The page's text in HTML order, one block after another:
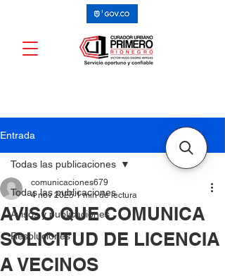
Entrada
Todas las publicaciones
Avisos y publicaciones
Resoluciones
Todas las publicaciones
AVISO QUE COMUNICA
SOLICITUD DE LICENCIA
A VECINOS
comunicaciones679
4 nov 2025 1 min de lectura